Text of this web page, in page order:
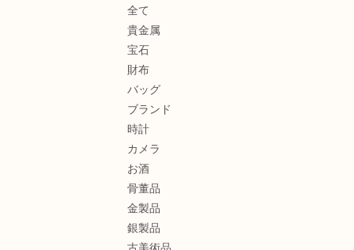
全て
貴金属
宝石
財布
バッグ
ブランド
時計
カメラ
お酒
骨董品
金製品
銀製品
古美術品